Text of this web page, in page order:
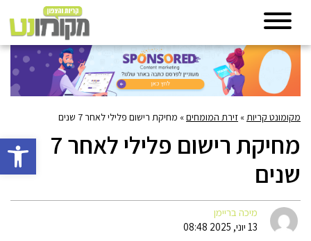
פתח
מקומונט קריות » זירת המומחים» מחיקת רישום פלילי לאחר 7 שנים
מחיקת רישום פלילי לאחר 7
שנים
מיכה בריימן
13 יוני, 2025 08:48